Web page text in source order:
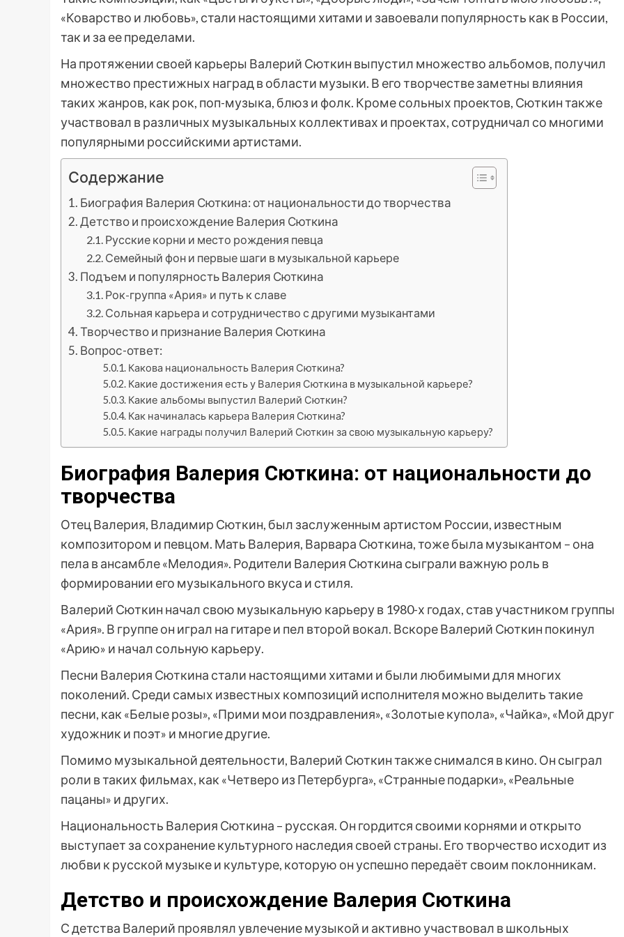
«Коварство и любовь», стали настоящими хитами и завоевали популярность как в России,
так и за ее пределами.
На протяжении своей карьеры Валерий Сюткин выпустил множество альбомов, получил
множество престижных наград в области музыки. В его творчестве заметны влияния
таких жанров, как рок, поп-музыка, блюз и фолк. Кроме сольных проектов, Сюткин также
участвовал в различных музыкальных коллективах и проектах, сотрудничал со многими
популярными российскими артистами.
Содержание
Биография Валерия Сюткина: от национальности до творчества
Детство и происхождение Валерия Сюткина
Русские корни и место рождения певца
Семейный фон и первые шаги в музыкальной карьере
Подъем и популярность Валерия Сюткина
Рок-группа «Ария» и путь к славе
Сольная карьера и сотрудничество с другими музыкантами
Творчество и признание Валерия Сюткина
Вопрос-ответ:
Какова национальность Валерия Сюткина?
Какие достижения есть у Валерия Сюткина в музыкальной карьере?
Какие альбомы выпустил Валерий Сюткин?
Как начиналась карьера Валерия Сюткина?
Какие награды получил Валерий Сюткин за свою музыкальную карьеру?
Биография Валерия Сюткина: от национальности до
творчества
Отец Валерия, Владимир Сюткин, был заслуженным артистом России, известным
композитором и певцом. Мать Валерия, Варвара Сюткина, тоже была музыкантом – она
пела в ансамбле «Мелодия». Родители Валерия Сюткина сыграли важную роль в
формировании его музыкального вкуса и стиля.
Валерий Сюткин начал свою музыкальную карьеру в 1980-х годах, став участником группы
«Ария». В группе он играл на гитаре и пел второй вокал. Вскоре Валерий Сюткин покинул
«Арию» и начал сольную карьеру.
Песни Валерия Сюткина стали настоящими хитами и были любимыми для многих
поколений. Среди самых известных композиций исполнителя можно выделить такие
песни, как «Белые розы», «Прими мои поздравления», «Золотые купола», «Чайка», «Мой друг
художник и поэт» и многие другие.
Помимо музыкальной деятельности, Валерий Сюткин также снимался в кино. Он сыграл
роли в таких фильмах, как «Четверо из Петербурга», «Странные подарки», «Реальные
пацаны» и других.
Национальность Валерия Сюткина – русская. Он гордится своими корнями и открыто
выступает за сохранение культурного наследия своей страны. Его творчество исходит из
любви к русской музыке и культуре, которую он успешно передаёт своим поклонникам.
Детство и происхождение Валерия Сюткина
С детства Валерий проявлял увлечение музыкой и активно участвовал в школьных